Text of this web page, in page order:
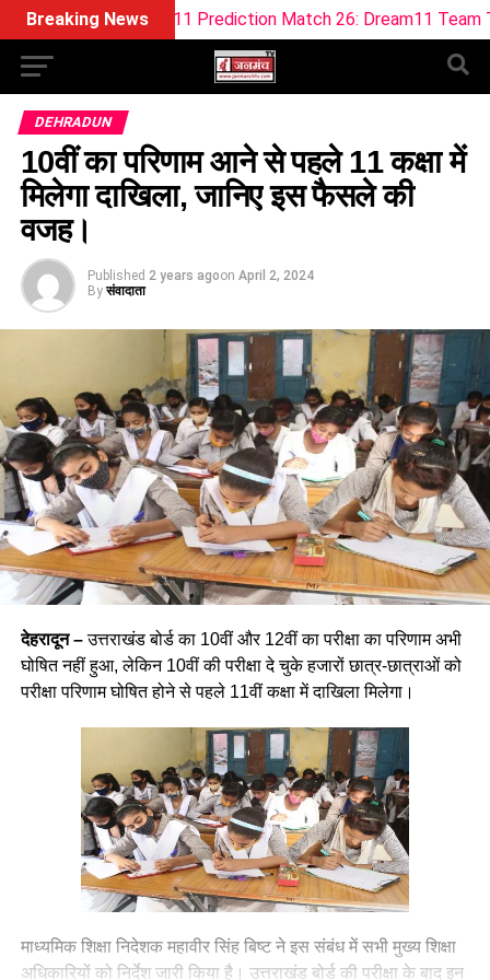
Breaking News
Prediction Match 26: Dream11 Team Today The
DEHRADUN
10वीं का परिणाम आने से पहले 11 कक्षा में
मिलेगा दाखिला, जानिए इस फैसले की
वजह।
Published 2 years agoon April 2, 2024
By संवादाता
देहरादून –उत्तराखंड बोर्ड का 10वीं और 12वीं का परीक्षा का परिणाम अभी
घोषित नहीं हुआ, लेकिन 10वीं की परीक्षा दे चुके हजारों छात्र-छात्राओं को
परीक्षा परिणाम घोषित होने से पहले 11वीं कक्षा में दाखिला मिलेगा।
माध्यमिक शिक्षा निदेशक महावीर सिंह बिष्ट ने इस संबंध में सभी मुख्य शिक्षा
अधिकारियों को निर्देश जारी किया है। उत्तराखंड बोर्ड की परीक्षा के बाद इन